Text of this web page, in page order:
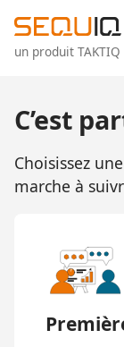
zum
Inhalt
un produit TAKTIQ
C’est
Choisissez
marche à